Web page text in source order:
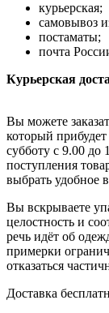
курьерская;
самовывоз
постаматы;
почта
Курьерская
Вы можете
который
субботу с 9.00 до
поступления
выбрать удобное
Вы вскрываете
целостность и
речь идёт об
примерки
отказаться
Доставка